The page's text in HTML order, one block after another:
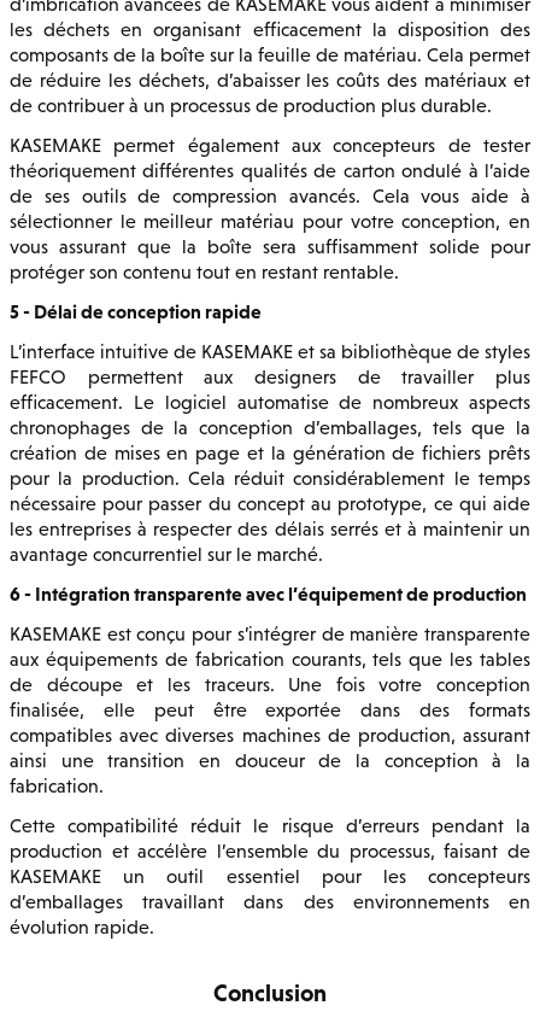
les déchets en organisant efficacement la disposition des
composants de la boîte sur la feuille de matériau. Cela permet
de réduire les déchets, d’abaisser les coûts des matériaux et
de contribuer à un processus de production plus durable.
KASEMAKE permet également aux concepteurs de tester
théoriquement différentes qualités de carton ondulé à l’aide
de ses outils de compression avancés. Cela vous aide à
sélectionner le meilleur matériau pour votre conception, en
vous assurant que la boîte sera suffisamment solide pour
protéger son contenu tout en restant rentable.
5 - Délai de conception rapide
L’interface intuitive de KASEMAKE et sa bibliothèque de styles
FEFCO permettent aux designers de travailler plus
efficacement. Le logiciel automatise de nombreux aspects
chronophages de la conception d’emballages, tels que la
création de mises en page et la génération de fichiers prêts
pour la production. Cela réduit considérablement le temps
nécessaire pour passer du concept au prototype, ce qui aide
les entreprises à respecter des délais serrés et à maintenir un
avantage concurrentiel sur le marché.
6 - Intégration transparente avec l’équipement de production
KASEMAKE est conçu pour s’intégrer de manière transparente
aux équipements de fabrication courants, tels que les tables
de découpe et les traceurs. Une fois votre conception
finalisée, elle peut être exportée dans des formats
compatibles avec diverses machines de production, assurant
ainsi une transition en douceur de la conception à la
fabrication.
Cette compatibilité réduit le risque d’erreurs pendant la
production et accélère l’ensemble du processus, faisant de
KASEMAKE un outil essentiel pour les concepteurs
d’emballages travaillant dans des environnements en
évolution rapide.
Conclusion